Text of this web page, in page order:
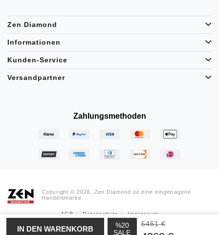
%20
SALE
5461 €
Zen Diamond
Informationen
Kunden-Service
Versandpartner
Zahlungsmethoden
Copyright © 2026, Zen Diamond ist eine eingetragene
Handelsmarke.
AGB Datenschutz Impressum